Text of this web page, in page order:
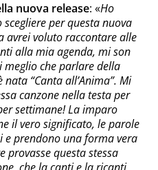
nuova release: «Ho
per questa nuova
avrei voluto raccontare alle
alla mia agenda, mi son
meglio che parlare della
nata “Canta all’Anima”. Mi
canzone nella testa per
settimane! La imparo
il vero significato, le parole
e prendono una forma vera
provasse questa stessa